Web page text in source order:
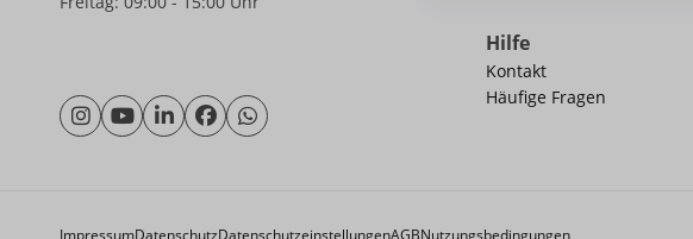
Hilfe
Kontakt
Häufige Fragen
ImpressumDatenschutzDatenschutzeinstellungenAGBNutzungsbedingungen